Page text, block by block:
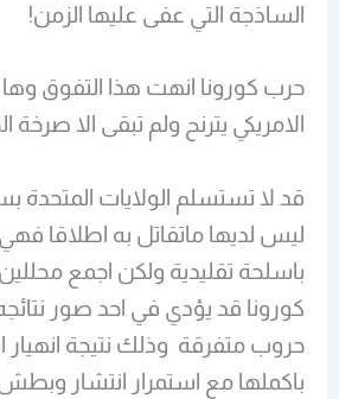
الساذجة التي عفى عليها الزمن!
حرب كورونا انهت هذا التفوق
الامريكي يترنح ولم تبقى الا صرخة
قد لا تستسلم الولايات المتحدة
ليس لديها ماتقاتل به اطلاقا
باسلحة تقليدية ولكن اجمع محللين
كورونا قد يؤدي في احد صور
حروب متفرقة وذلك نتيجة
باكملها مع استمرار انتشار